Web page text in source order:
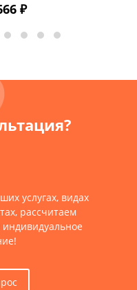
₽
услугах, видах
рассчитаем